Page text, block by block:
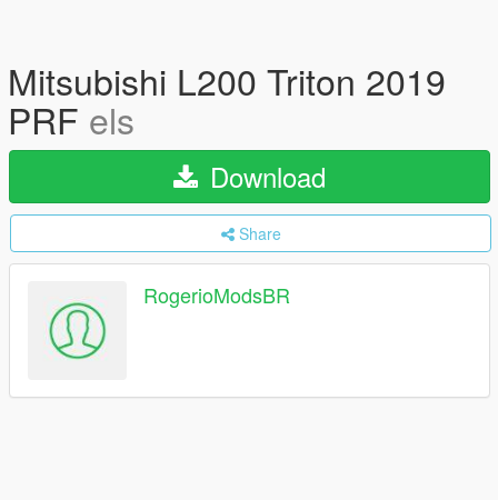
Mitsubishi L200 Triton 2019
PRF els
Download
Share
RogerioModsBR